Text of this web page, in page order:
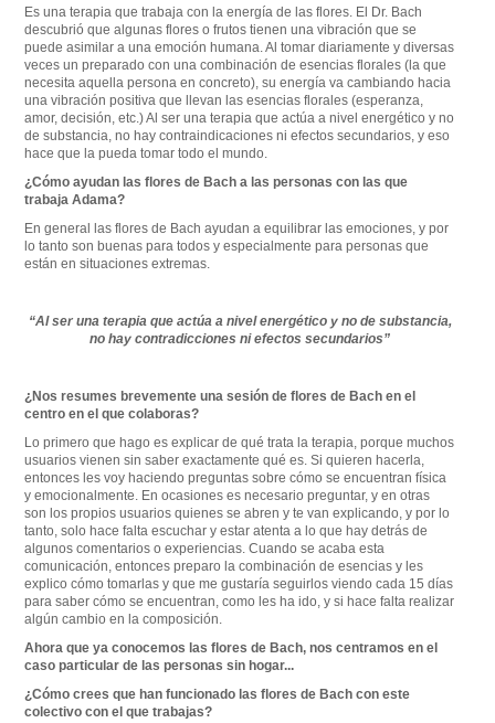
Es una terapia que trabaja con la energía de las flores. El Dr. Bach
descubrió que algunas flores o frutos tienen una vibración que se
puede asimilar a una emoción humana. Al tomar diariamente y diversas
veces un preparado con una combinación de esencias florales (la que
necesita aquella persona en concreto), su energía va cambiando hacia
una vibración positiva que llevan las esencias florales (esperanza,
amor, decisión, etc.) Al ser una terapia que actúa a nivel energético y no
de substancia, no hay contraindicaciones ni efectos secundarios, y eso
hace que la pueda tomar todo el mundo.
¿Cómo ayudan las flores de Bach a las personas con las que
trabaja Adama?
En general las flores de Bach ayudan a equilibrar las emociones, y por
lo tanto son buenas para todos y especialmente para personas que
están en situaciones extremas.
“Al ser una terapia que actúa a nivel energético y no de substancia,
no hay contradicciones ni efectos secundarios”
¿Nos resumes brevemente una sesión de flores de Bach en el
centro en el que colaboras?
Lo primero que hago es explicar de qué trata la terapia, porque muchos
usuarios vienen sin saber exactamente qué es. Si quieren hacerla,
entonces les voy haciendo preguntas sobre cómo se encuentran física
y emocionalmente. En ocasiones es necesario preguntar, y en otras
son los propios usuarios quienes se abren y te van explicando, y por lo
tanto, solo hace falta escuchar y estar atenta a lo que hay detrás de
algunos comentarios o experiencias. Cuando se acaba esta
comunicación, entonces preparo la combinación de esencias y les
explico cómo tomarlas y que me gustaría seguirlos viendo cada 15 días
para saber cómo se encuentran, como les ha ido, y si hace falta realizar
algún cambio en la composición.
Ahora que ya conocemos las flores de Bach, nos centramos en el
caso particular de las personas sin hogar...
¿Cómo crees que han funcionado las flores de Bach con este
colectivo con el que trabajas?